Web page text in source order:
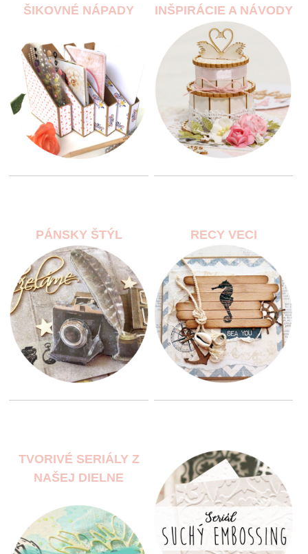
ŠIKOVNÉ NÁPADY
INŠPIRÁCIE A NÁVODY
PÁNSKY ŠTÝL RECY VECI
TVORIVÉ SERIÁLY Z
NAŠEJ DIELNE